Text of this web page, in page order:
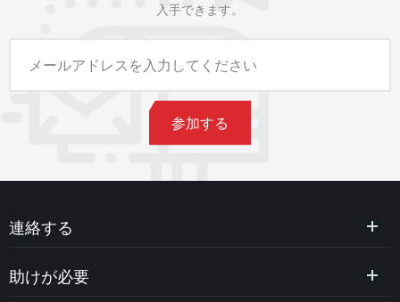
入手できます。
連絡する
助けが必要